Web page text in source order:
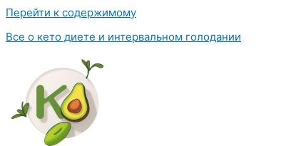
Перейти к содержимому
Все о кето диете и интервальном голодании